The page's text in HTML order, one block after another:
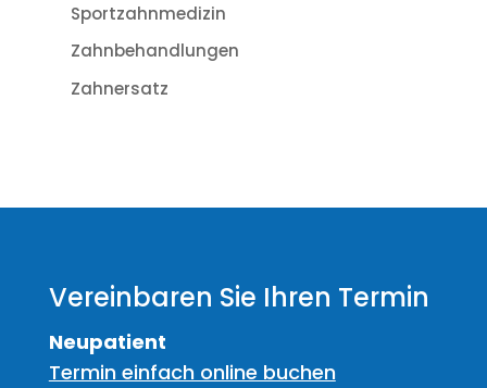
Sportzahnmedizin
Zahnbehandlungen
Zahnersatz
Vereinbaren Sie Ihren Termin
Neupatient
Termin einfach online buchen